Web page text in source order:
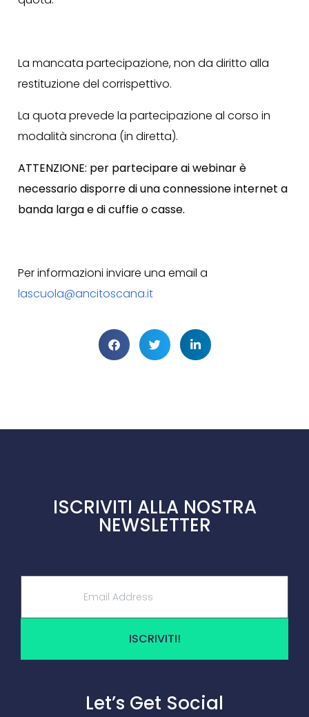
La mancata partecipazione, non da diritto alla
restituzione del corrispettivo.
La quota prevede la partecipazione al corso in
modalità sincrona (in diretta).
ATTENZIONE: per partecipare ai webinar è
necessario disporre di una connessione internet a
banda larga e di cuffie o casse.
Per informazioni inviare una email a
lascuola@ancitoscana.it
ISCRIVITI ALLA NOSTRA
NEWSLETTER
ISCRIVITI!
Let’s Get Social